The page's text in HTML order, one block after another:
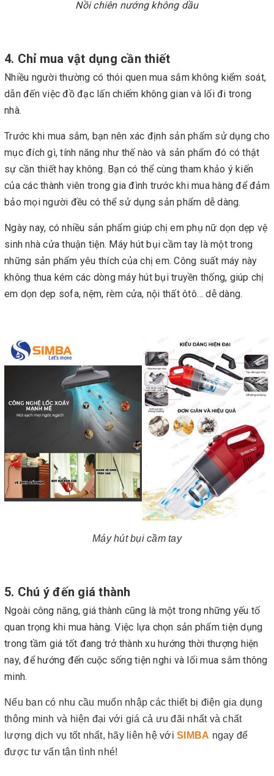
Nồi chiên nướng không dầu
4. Chỉ mua vật dụng cần thiết
Nhiều người thường có thói quen mua sắm không kiểm soát,
dẫn đến việc đồ đạc lấn chiếm không gian và lối đi trong
nhà.
Trước khi mua sắm, bạn nên xác định sản phẩm sử dụng cho
mục đích gì, tính năng như thế nào và sản phẩm đó có thật
sự cần thiết hay không. Bạn có thể cùng tham khảo ý kiến
của các thành viên trong gia đình trước khi mua hàng để đảm
bảo mọi người đều có thể sử dụng sản phẩm dễ dàng.
Ngày nay, có nhiều sản phẩm giúp chị em phụ nữ dọn dẹp vệ
sinh nhà cửa thuận tiện. Máy hút bụi cầm tay là một trong
những sản phẩm yêu thích của chị em. Công suất máy này
không thua kém các dòng máy hút bụi truyền thống, giúp chị
em dọn dẹp sofa, nệm, rèm cửa, nội thất ôtô… dễ dàng.
Máy hút bụi cầm tay
5. Chú ý đến giá thành
Ngoài công năng, giá thành cũng là một trong những yếu tố
quan trọng khi mua hàng. Việc lựa chọn sản phẩm tiện dụng
trong tầm giá tốt đang trở thành xu hướng thời thượng hiện
nay, để hướng đến cuộc sống tiện nghi và lối mua sắm thông
minh.
Nếu bạn có nhu cầu muốn nhập các thiết bị điện gia dụng
thông minh và hiện đại với giá cả ưu đãi nhất và chất
lượng dịch vụ tốt nhất, hãy liên hệ với SIMBA ngay để
được tư vấn tận tình nhé!